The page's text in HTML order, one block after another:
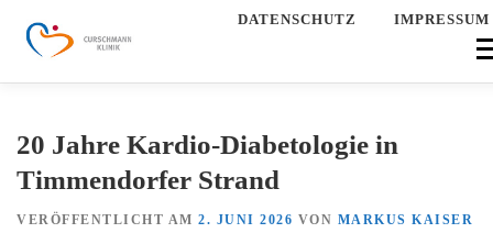
Inhalt
springen
IMPRESSUM
DATENSCHUTZ
ANMELDUNG AKTUELLES STELLENANGEBOTE
20 Jahre Kardio-Diabetologie in
Timmendorfer Strand
VERÖFFENTLICHT AM 2. JUNI 2026 VON MARKUS KAISER